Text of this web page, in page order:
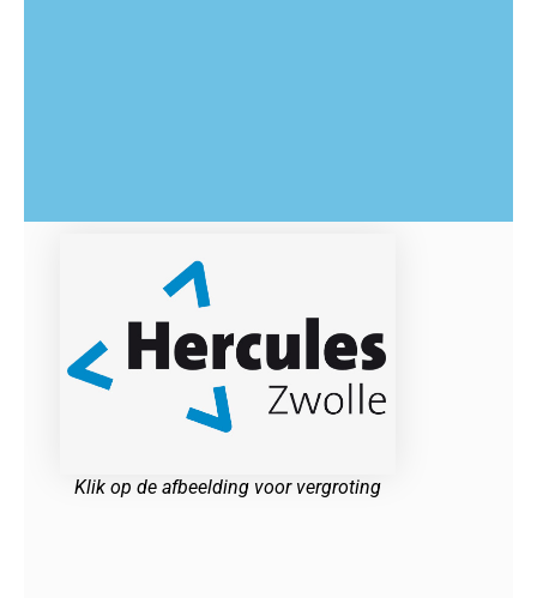
Klik op de afbeelding voor vergroting